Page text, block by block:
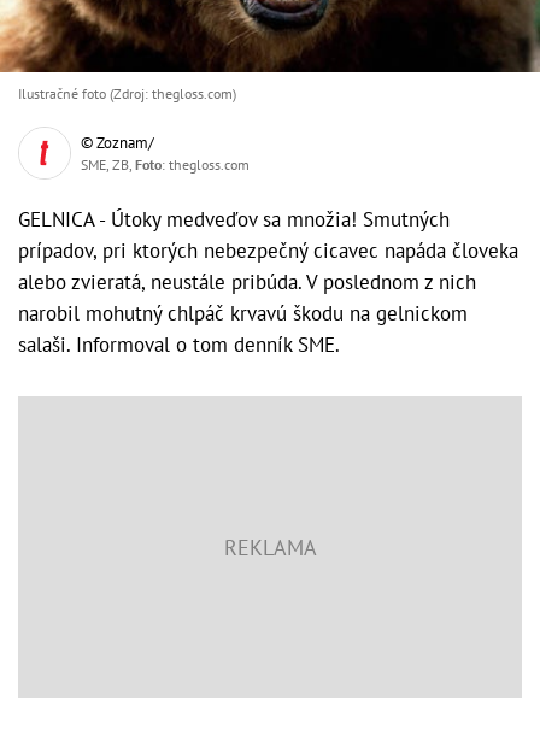
Ilustračné foto (Zdroj: thegloss.com)
© Zoznam/
SME, ZB, Foto: thegloss.com
GELNICA - Útoky medveďov sa množia! Smutných
prípadov, pri ktorých nebezpečný cicavec napáda človeka
alebo zvieratá, neustále pribúda. V poslednom z nich
narobil mohutný chlpáč krvavú škodu na gelnickom
salaši. Informoval o tom denník SME.